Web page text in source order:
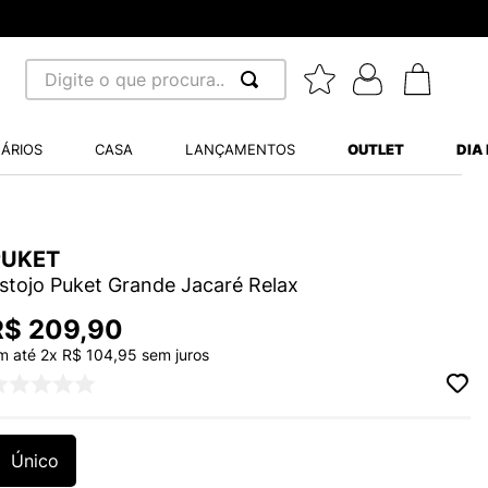
Digite o que procura...
CASA LANÇAMENTOS OUTLET DIA
Puket Grande Jacaré Relax
209,90
até 2x R$ 104,95 sem juros
Único
BALANCE 530